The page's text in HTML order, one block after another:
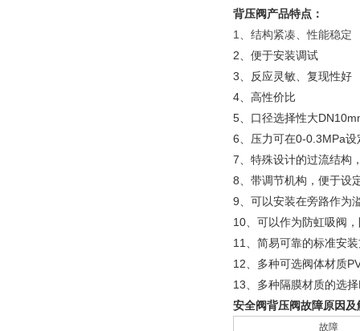
背压阀产品特点：
1、结构紧凑、性能稳定
2、便于安装调试
3、反应灵敏、复现性好
4、高性价比
5、口径选择性大
6、压力可在0-0.3MPa设
7、特殊设计的过流结构
8、带调节机构，便于设
9、可以安装在旁路作为
10、可以作为防虹吸阀
11、简易可靠的标准安
12、多种可选阀体材质
13、多种隔膜材质的选
安全阀背压阀故障原因及
故障